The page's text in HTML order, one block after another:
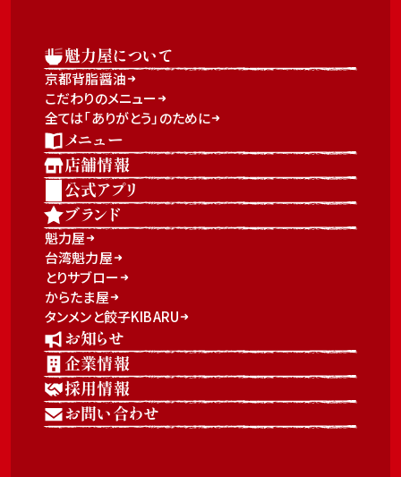
魁力屋について
京都背脂醤油
こだわりのメニュー
全ては「ありがとう」のために
メニュー
店舗情報
公式アプリ
ブランド
魁力屋
台湾魁力屋
とりサブロー
からたま屋
タンメンと餃子KIBARU
お知らせ
企業情報
採用情報
お問い合わせ